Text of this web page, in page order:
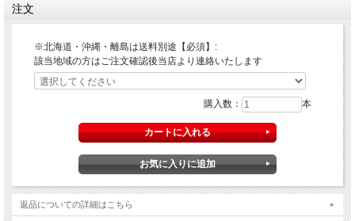
注文
※北海道・沖縄・離島は送料別途【必須】:
該当地域の方はご注文確認後当店より連絡いたします
購入数： 本
返品についての詳細はこちら